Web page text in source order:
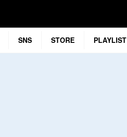
SNS STORE PLAYLIST